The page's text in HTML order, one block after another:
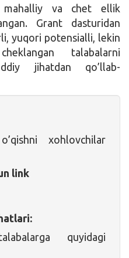
mahalliy va chet ellik
Grant dasturidan
yuqori potensialli, lekin
talabalarni
jihatdan qo’llab-
xohlovchilar
link
quyidagi